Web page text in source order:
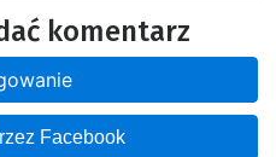
komentarz
Facebook